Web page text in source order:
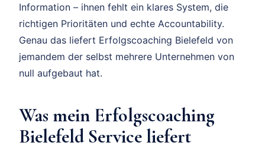
Information – ihnen fehlt ein klares System, die
richtigen Prioritäten und echte Accountability.
Genau das liefert Erfolgscoaching Bielefeld von
jemandem der selbst mehrere Unternehmen von
null aufgebaut hat.
Was mein Erfolgscoaching
Bielefeld Service liefert